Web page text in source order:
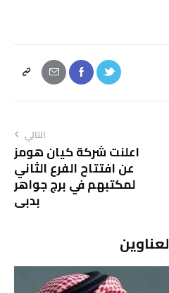
التالي
اعلنت شركة كيان هومز
عن افتتاح الفرع الثاني
لمكتبهم في برج جواهر
بدبي